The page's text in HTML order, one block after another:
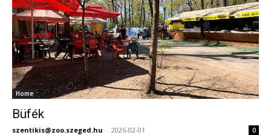
Home
Büfék
szentikis@zoo.szeged.hu - 2026-02-01 0